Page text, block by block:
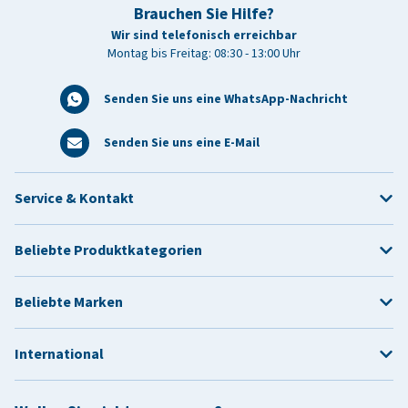
Brauchen Sie Hilfe?
Wir sind telefonisch erreichbar
Montag bis Freitag: 08:30 - 13:00 Uhr
Senden Sie uns eine WhatsApp-Nachricht
Senden Sie uns eine E-Mail
Service & Kontakt
Beliebte Produktkategorien
Beliebte Marken
International